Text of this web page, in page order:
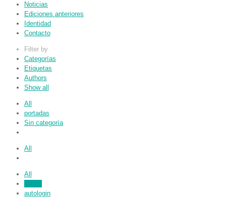
Noticias
Ediciones anteriores
Identidad
Contacto
Filter by
Categorías
Etiquetas
Authors
Show all
All
portadas
Sin categoría
All
All
autologin